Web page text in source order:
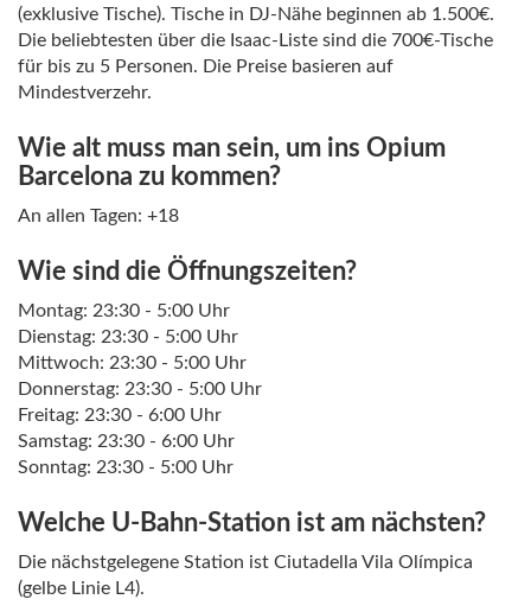
(exklusive Tische). Tische in DJ-Nähe beginnen ab 1.500€.
Die beliebtesten über die Isaac-Liste sind die 700€-Tische
für bis zu 5 Personen. Die Preise basieren auf
Mindestverzehr.
Wie alt muss man sein, um ins Opium
Barcelona zu kommen?
An allen Tagen: +18
Wie sind die Öffnungszeiten?
Montag: 23:30 - 5:00 Uhr
Dienstag: 23:30 - 5:00 Uhr
Mittwoch: 23:30 - 5:00 Uhr
Donnerstag: 23:30 - 5:00 Uhr
Freitag: 23:30 - 6:00 Uhr
Samstag: 23:30 - 6:00 Uhr
Sonntag: 23:30 - 5:00 Uhr
Welche U-Bahn-Station ist am nächsten?
Die nächstgelegene Station ist Ciutadella Vila Olímpica
(gelbe Linie L4).